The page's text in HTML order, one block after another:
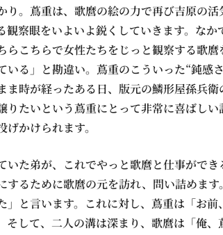
。蔦重は、歌麿の絵の力で再び吉原の
観察眼をいよいよ鋭くしていきます。な
らこちらで女性たちをじっと観察する歌
る」と勘違い。蔦重のこういった“鈍感
ま時が経ったある日、版元の鱗形屋孫兵
りたいという蔦重にとって非常に喜ばし
かけられます。
いた弟が、これでやっと歌麿と仕事がで
るために歌麿の元を訪れ、問い詰めま
」と言います。これに対し、蔦重は「お
して、二人の溝は深まり、歌麿は「俺